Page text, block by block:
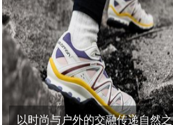
以时尚与户外的交融传递自然之